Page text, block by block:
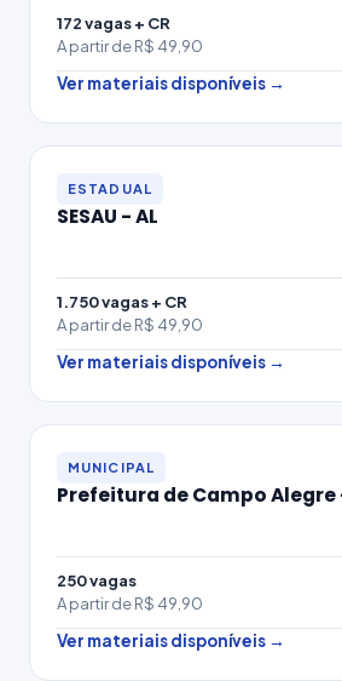
172 vagas + CR
A partir de R$ 49,90
Ver materiais disponíveis →
ESTADUAL
SESAU - AL
1.750 vagas + CR
A partir de R$ 49,90
Ver materiais disponíveis →
MUNICIPAL
Prefeitura de Campo Alegre
250 vagas
A partir de R$ 49,90
Ver materiais disponíveis →